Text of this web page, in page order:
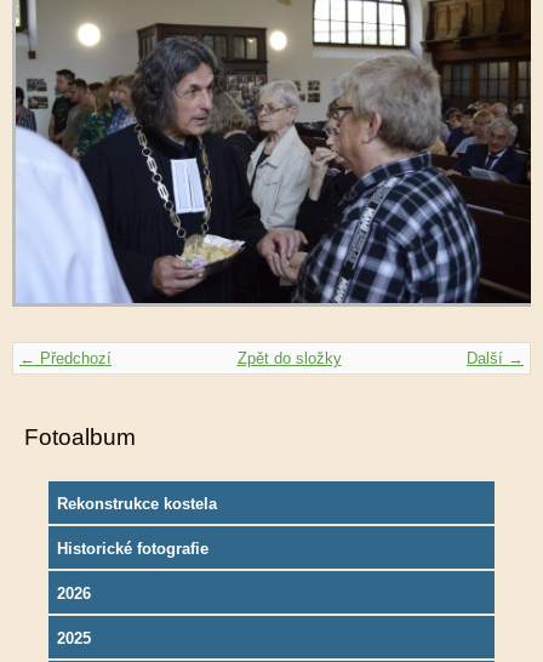
← Předchozí Další →
Zpět do složky
Fotoalbum
Rekonstrukce kostela
Historické fotografie
2026
2025